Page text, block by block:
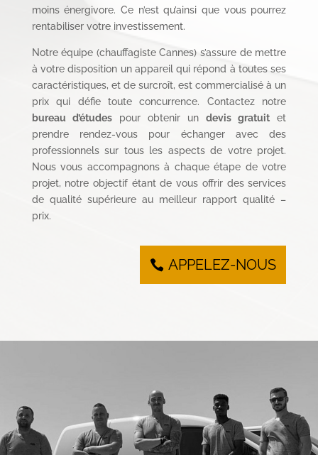
moins énergivore. Ce n’est qu’ainsi que vous pourrez
rentabiliser votre investissement.
Notre équipe (chauffagiste Cannes) s’assure de mettre
à votre disposition un appareil qui répond à toutes ses
caractéristiques, et de surcroît, est commercialisé à un
prix qui défie toute concurrence. Contactez notre
bureau d’études
pour obtenir undevis gratuit et
prendre rendez-vous pour échanger avec des
professionnels sur tous les aspects de votre projet.
Nous vous accompagnons à chaque étape de votre
projet, notre objectif étant de vous offrir des services
de qualité supérieure au meilleur rapport qualité –
prix.
APPELEZ-NOUS